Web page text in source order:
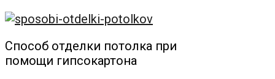
Способ отделки потолка при
помощи гипсокартона